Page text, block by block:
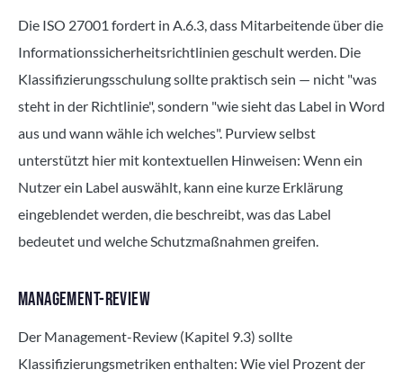
Die ISO 27001 fordert in A.6.3, dass Mitarbeitende über die
Informationssicherheitsrichtlinien geschult werden. Die
Klassifizierungsschulung sollte praktisch sein — nicht "was
steht in der Richtlinie", sondern "wie sieht das Label in Word
aus und wann wähle ich welches". Purview selbst
unterstützt hier mit kontextuellen Hinweisen: Wenn ein
Nutzer ein Label auswählt, kann eine kurze Erklärung
eingeblendet werden, die beschreibt, was das Label
bedeutet und welche Schutzmaßnahmen greifen.
MANAGEMENT-REVIEW
Der Management-Review (Kapitel 9.3) sollte
Klassifizierungsmetriken enthalten: Wie viel Prozent der